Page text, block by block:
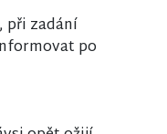
při zadání
po